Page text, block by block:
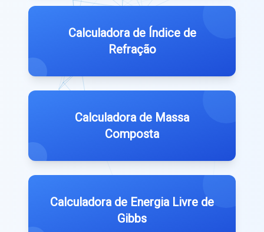
Calculadora de Índice de
Refração
Calculadora de Massa
Composta
Calculadora de Energia Livre de
Gibbs